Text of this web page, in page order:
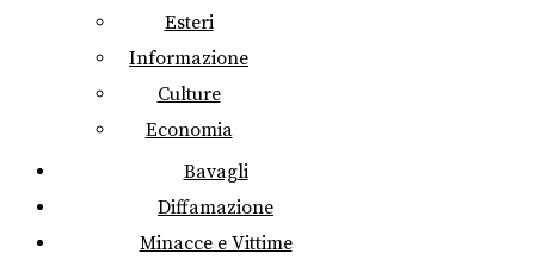
Esteri
Informazione
Culture
Economia
Bavagli
Diffamazione
Minacce e Vittime